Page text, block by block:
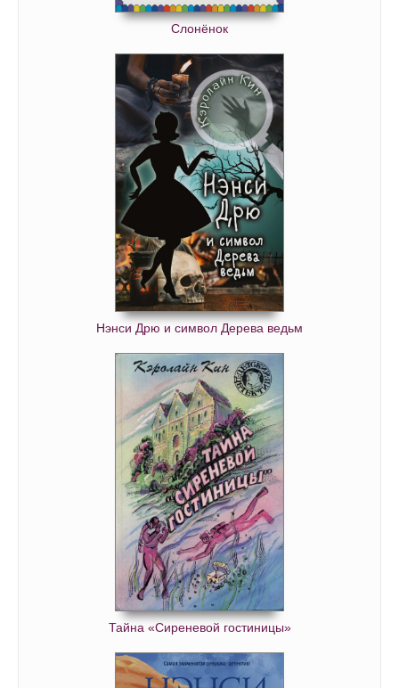
Слонёнок
Нэнси Дрю и символ Дерева ведьм
Тайна «Сиреневой гостиницы»